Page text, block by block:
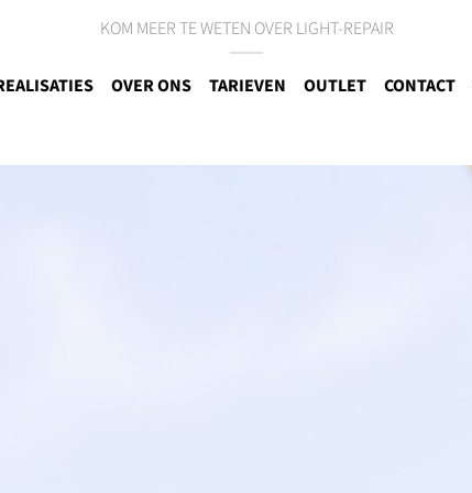
KOM MEER TE WETEN OVER LIGHT-REPAIR
OVER ONS TARIEVEN OUTLET CONTACT